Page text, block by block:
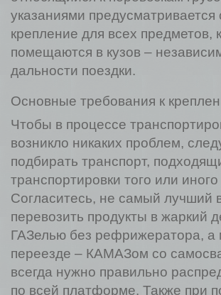
указаниями предусматривается
крепление для всех предметов,
помещаются в кузов –
дальности поездки.
Основные требования к
Чтобы в процессе
возникло никаких проблем,
подбирать транспорт,
транспортировки того или иного
Согласитесь, не самый лучший
перевозить продукты в жаркий
ГАЗелью без рефрижератора, а
переезде – КАМАЗом со
всегда нужно правильно
по всей платформе. Также при